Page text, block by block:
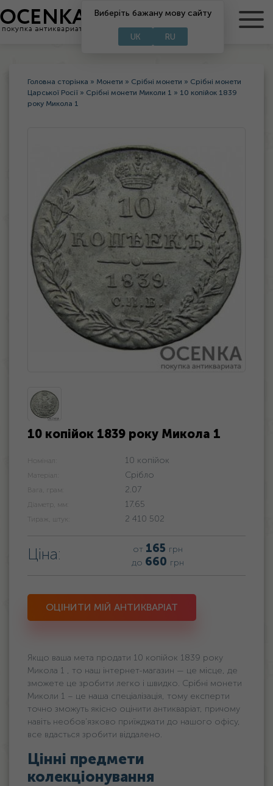
RU
Виберіть бажану мову сайту
UK RU
Головна сторінка » Монети » Срібні монети » Срібні монети
Царської Росії » Срібні монети Миколи 1 » 10 копійок 1839
року Микола 1
10 копійок 1839 року Микола 1
Номінал: 10 копійок
Матеріал: Срібло
Вага, грам: 2.07
Діаметр, мм: 17.65
Тираж, штук: 2 410 502
Ціна: от 165 грн
до 660 грн
ОЦІНИТИ МІЙ АНТИКВАРІАТ
Якщо ваша мета продати 10 копійок 1839 року
Микола 1 , то наш інтернет-магазин — це місце, де
зможете це зробити легко і швидко. Срібні монети
Миколи 1 – це наша спеціалізація, тому експерти
точно зможуть якісно оцінити антикваріат, причому
навіть необов’язково приїжджати до нашого офісу,
все вдасться зробити віддалено.
Цінні предмети
колекціонування